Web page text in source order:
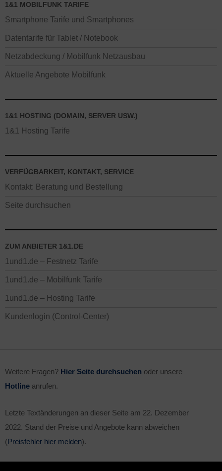
1&1 MOBILFUNK TARIFE
Smartphone Tarife und Smartphones
Datentarife für Tablet / Notebook
Netzabdeckung / Mobilfunk Netzausbau
Aktuelle Angebote Mobilfunk
1&1 HOSTING (DOMAIN, SERVER USW.)
1&1 Hosting Tarife
VERFÜGBARKEIT, KONTAKT, SERVICE
Kontakt: Beratung und Bestellung
Seite durchsuchen
ZUM ANBIETER 1&1.DE
1und1.de – Festnetz Tarife
1und1.de – Mobilfunk Tarife
1und1.de – Hosting Tarife
Kundenlogin (Control-Center)
Weitere Fragen? Hier Seite durchsuchen oder unsere
Hotline anrufen.
Letzte Textänderungen an dieser Seite am 22. Dezember
2022. Stand der Preise und Angebote kann abweichen
(Preisfehler hier melden).